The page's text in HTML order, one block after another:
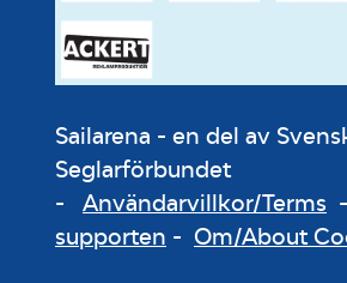
Sailarena - en del av
Seglarförbundet
- Användarvillkor/Terms -
supporten - Om/About